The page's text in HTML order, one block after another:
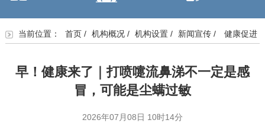
当前位置： 首页/ 机构概况/ 机构设置/ 新闻宣传/ 健康促进
早！健康来了｜打喷嚏流鼻涕不一定是感
冒，可能是尘螨过敏
2026年07月08日 10时14分